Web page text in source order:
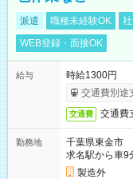
派遣 職種未経験OK
WEB登録・面接OK
給与
時給1300円
交通費別途
交通費 交通費
勤務地
千葉県東金市
求名駅から車9
製造外